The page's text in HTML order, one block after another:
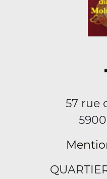
57 rue